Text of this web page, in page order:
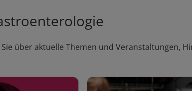
über aktuelle Themen und Veranstaltungen,